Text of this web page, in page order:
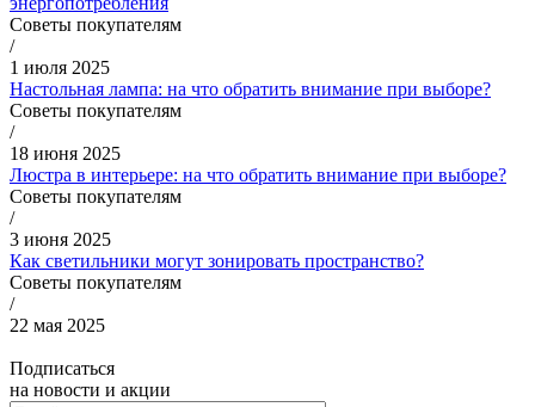
Советы покупателям
/
1 июля 2025
Настольная лампа: на что обратить внимание при выборе?
Советы покупателям
/
18 июня 2025
Люстра в интерьере: на что обратить внимание при выборе?
Советы покупателям
/
3 июня 2025
Как светильники могут зонировать пространство?
Советы покупателям
/
22 мая 2025
Подписаться
на новости и акции